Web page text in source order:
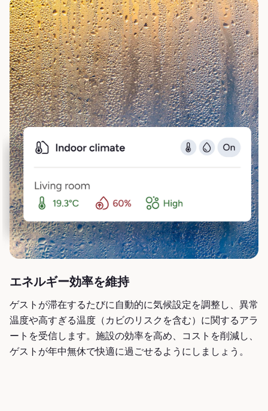
エネルギー効率を維持
ゲストが滞在するたびに自動的に気候設定を調整し、異常
温度や高すぎる温度（カビのリスクを含む）に関するアラ
ートを受信します。施設の効率を高め、コストを削減し、
ゲストが年中無休で快適に過ごせるようにしましょう。